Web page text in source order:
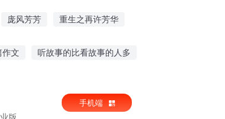
庞风芳芳 重生之再许芳华
作文 听故事的比看故事的人多
版
手机端